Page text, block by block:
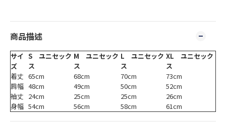
商品描述
サイ
ズ
S ユニセック
ス
M ユニセック
ス
L ユニセック
ス
XL ユニセック
ス
着丈 65cm 68cm 70cm
73cm
肩幅 48cm 49cm 50cm
52cm
袖丈 24cm 25cm 25cm
26cm
身幅 54cm 56cm 58cm 61cm